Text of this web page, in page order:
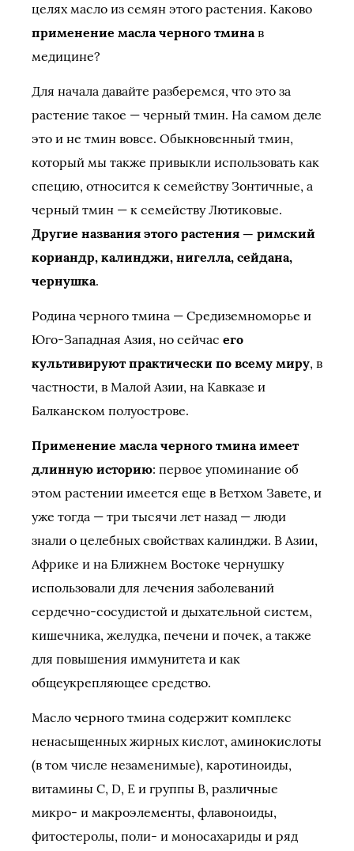
целях масло из семян этого растения. Каково
применение масла черного тминав
медицине?
Для начала давайте разберемся, что это за
растение такое — черный тмин. На самом деле
это и не тмин вовсе. Обыкновенный тмин,
который мы также привыкли использовать как
специю, относится к семейству Зонтичные, а
черный тмин — к семейству Лютиковые.
Другие названия этого растения — римский
кориандр, калинджи, нигелла, сейдана,
чернушка.
Родина черного тмина — Средиземноморье и
Юго-Западная Азия, но сейчас его
культивируют практически по всему миру, в
частности, в Малой Азии, на Кавказе и
Балканском полуострове.
Применение масла черного тмина имеет
длинную историю: первое упоминание об
этом растении имеется еще в Ветхом Завете, и
уже тогда — три тысячи лет назад — люди
знали о целебных свойствах калинджи. В Азии,
Африке и на Ближнем Востоке чернушку
использовали для лечения заболеваний
сердечно-сосудистой и дыхательной систем,
кишечника, желудка, печени и почек, а также
для повышения иммунитета и как
общеукрепляющее средство.
Масло черного тмина содержит комплекс
ненасыщенных жирных кислот, аминокислоты
(в том числе незаменимые), каротиноиды,
витамины С, D, E и группы В, различные
микро- и макроэлементы, флавоноиды,
фитостеролы, поли- и моносахариды и ряд